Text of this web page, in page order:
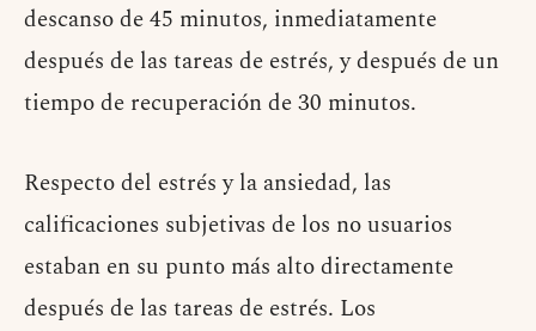
descanso de 45 minutos, inmediatamente
después de las tareas de estrés, y después de un
tiempo de recuperación de 30 minutos.
Respecto del estrés y la ansiedad, las
calificaciones subjetivas de los no usuarios
estaban en su punto más alto directamente
después de las tareas de estrés. Los